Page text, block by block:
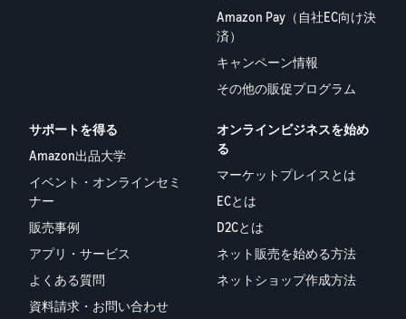
Amazon Pay（自社EC向け決
済）
キャンペーン情報
その他の販促プログラム
サポートを得る
Amazon出品大学
イベント・オンラインセミ
ナー
販売事例
アプリ・サービス
よくある質問
資料請求・お問い合わせ
オンラインビジネスを始め
る
マーケットプレイスとは
ECとは
D2Cとは
ネット販売を始める方法
ネットショップ作成方法